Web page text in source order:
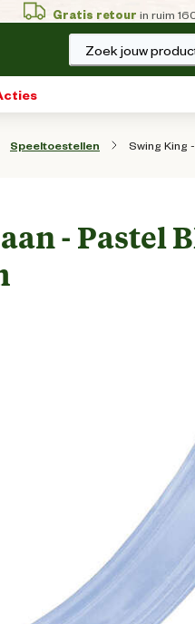
Gratis retour in ruim
Zoek jouw
Speeltoestellen Swing King
- Pastel